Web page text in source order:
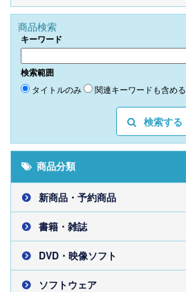
商品検索
キーワード
検索範囲
タイトルのみ 関連キーワードも含める
検索する
商品分類
新商品・予約商品
書籍・雑誌
DVD・映像ソフト
ソフトウェア